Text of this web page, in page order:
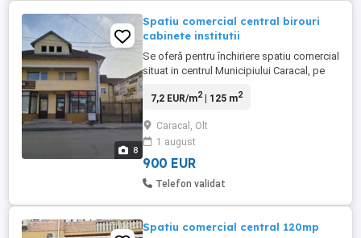
8
Spatiu comercial central birouri
cabinete institutii
Se oferă pentru închiriere spatiu comercial
situat in centrul Municipiului Caracal, pe
comercială a orașului. Acesta este pretabil
laborator de analize medicale etc. Are o
suprafața totală de 125 m2 și este ...
7,2 EUR/m2| 125 m2
Caracal, Olt
1 august
900 EUR
Telefon validat
Spatiu comercial central 120mp